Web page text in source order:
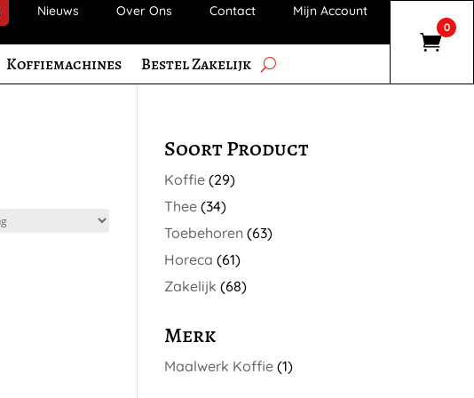
Nieuws Over Ons Contact Mijn Account
0
Koffiemachines Bestel Zakelijk
Soort Product
Koffie (29)
Thee (34)
Toebehoren (63)
Horeca (61)
Zakelijk (68)
Merk
Maalwerk Koffie (1)